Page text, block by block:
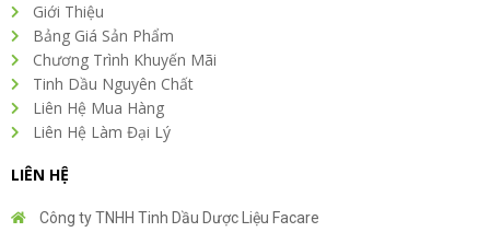
Giới Thiệu
Bảng Giá Sản Phẩm
Chương Trình Khuyến Mãi
Tinh Dầu Nguyên Chất
Liên Hệ Mua Hàng
Liên Hệ Làm Đại Lý
LIÊN HỆ
Công ty TNHH Tinh Dầu Dược Liệu Facare